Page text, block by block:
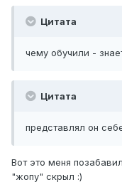
Цитата
чему обучили -
Цитата
представлял он
Вот это меня
"жопу" скрыл :)